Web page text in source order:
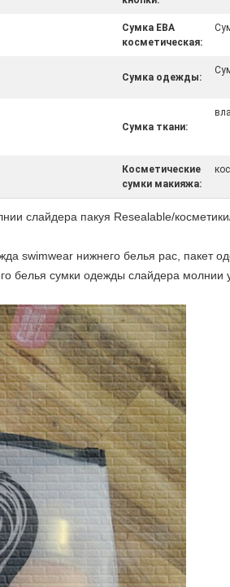
Сумка ЕВА
косметическая:
Сумка одежды:
Сумка ткани:
Косметические
сумки макияжа:
слайдера пакуя Resealable/
swimwear нижнего белья pac, пакет
белья сумки одежды слайдера молнии